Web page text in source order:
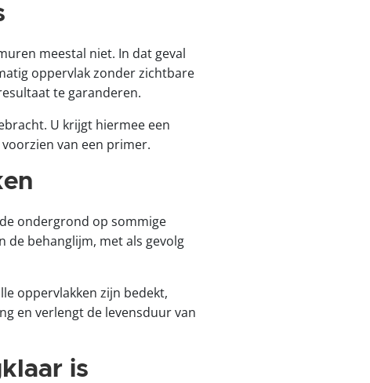
meestal niet. In dat geval
oppervlak zonder zichtbare
te garanderen.
U krijgt hiermee een
van een primer.
ondergrond op sommige
de behanglijm, met als gevolg
oppervlakken zijn bedekt,
en verlengt de levensduur van
is